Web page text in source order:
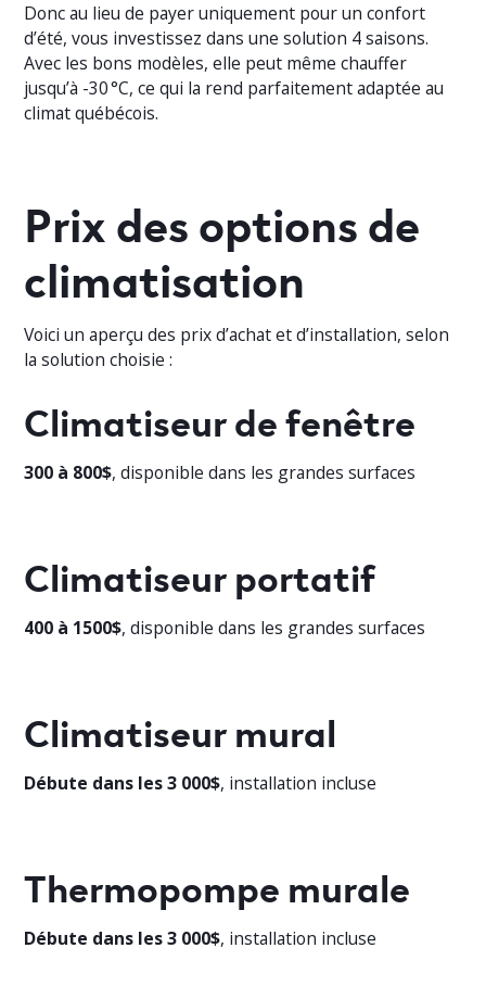
Donc au lieu de payer uniquement pour un confort
d’été, vous investissez dans une solution 4 saisons.
Avec les bons modèles, elle peut même chauffer
jusqu’à -30 °C, ce qui la rend parfaitement adaptée au
climat québécois.
Prix des options de
climatisation
Voici un aperçu des prix d’achat et d’installation, selon
la solution choisie :
Climatiseur de fenêtre
300 à 800$, disponible dans les grandes surfaces
Climatiseur portatif
400 à 1500$, disponible dans les grandes surfaces
Climatiseur mural
Débute dans les 3 000$, installation incluse
Thermopompe murale
Débute dans les 3 000$, installation incluse